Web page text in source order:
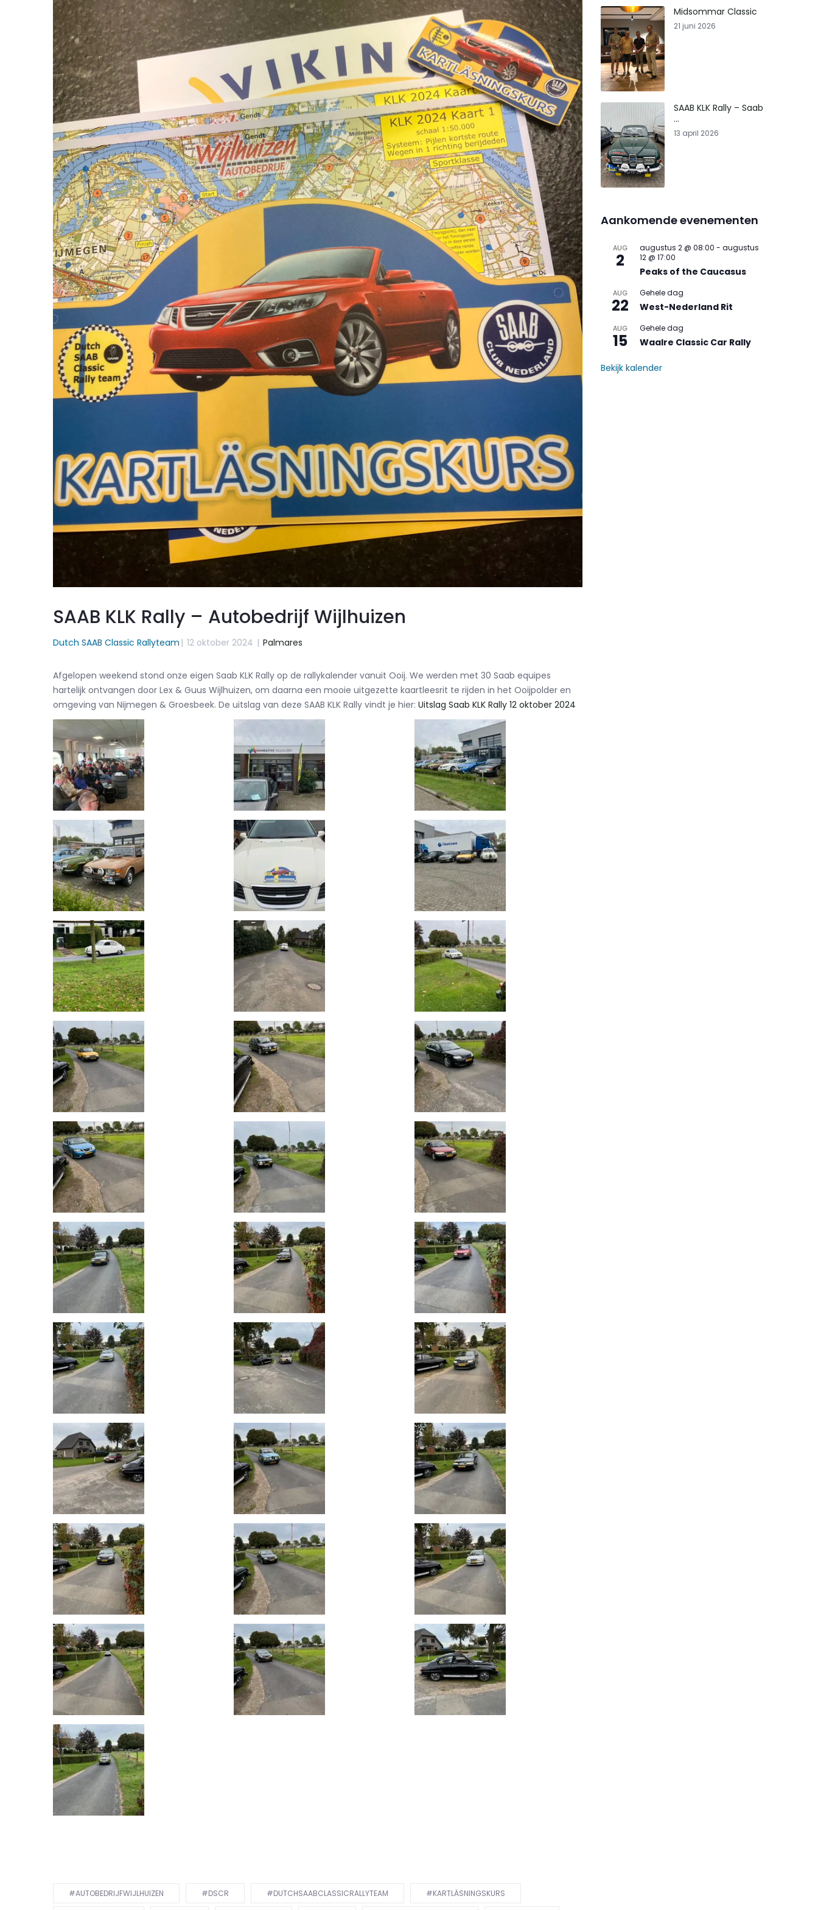
SAAB KLK Rally – Autobedrijf Wijlhuizen
Dutch SAAB Classic Rallyteam | 12 oktober 2024 | Palmares
Afgelopen weekend stond onze eigen Saab KLK Rally op de rallykalender vanuit Ooij. We werden met 30 Saab equipes
hartelijk ontvangen door Lex & Guus Wijlhuizen, om daarna een mooie uitgezette kaartleesrit te rijden in het Ooijpolder en
omgeving van Nijmegen & Groesbeek. De uitslag van deze SAAB KLK Rally vindt je hier: Uitslag Saab KLK Rally 12 oktober 2024
#AUTOBEDRIJFWIJLHUIZEN #DSCR #DUTCHSAABCLASSICRALLYTEAM #KARTLÄSNINGSKURS
Midsommar Classic
21 juni 2026
SAAB KLK Rally – Saab
...
13 april 2026
Aankomende evenementen
AUG
2
augustus 2 @ 08:00 - augustus
12 @ 17:00
Peaks of the Caucasus
AUG
22
Gehele dag
West-Nederland Rit
AUG
15
Gehele dag
Waalre Classic Car Rally
Bekijk kalender